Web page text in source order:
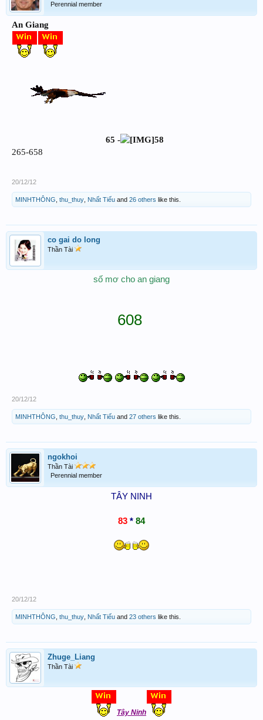
Perennial member
An Giang
65 -
58
265-658
20/12/12
MINHTHÔNG thu_thuy Nhất Tiếu and 26 others like this.
co gai do long
Thần Tài
số mơ cho an giang​
608 ​
20/12/12
MINHTHÔNG thu_thuy Nhất Tiếu and 27 others like this.
ngokhoi
Thần Tài
Perennial member
TÂY NINH
83 * 84
20/12/12
MINHTHÔNG thu_thuy Nhất Tiếu and 23 others like this.
Zhuge_Liang
Thần Tài
Tây Ninh